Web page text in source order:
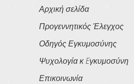
Αρχική σελίδα
Προγεννητικός Έλεγχος
Οδηγός Εγκυμοσύνης
Ψυχολογία κ Eγκυμοσύνη
Επικοινωνία